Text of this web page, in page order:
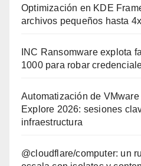
Optimización en KDE
archivos pequeños hasta
INC Ransomware explota
1000 para robar
Automatización de
Explore 2026: sesiones
infraestructura
@cloudflare/computer: un